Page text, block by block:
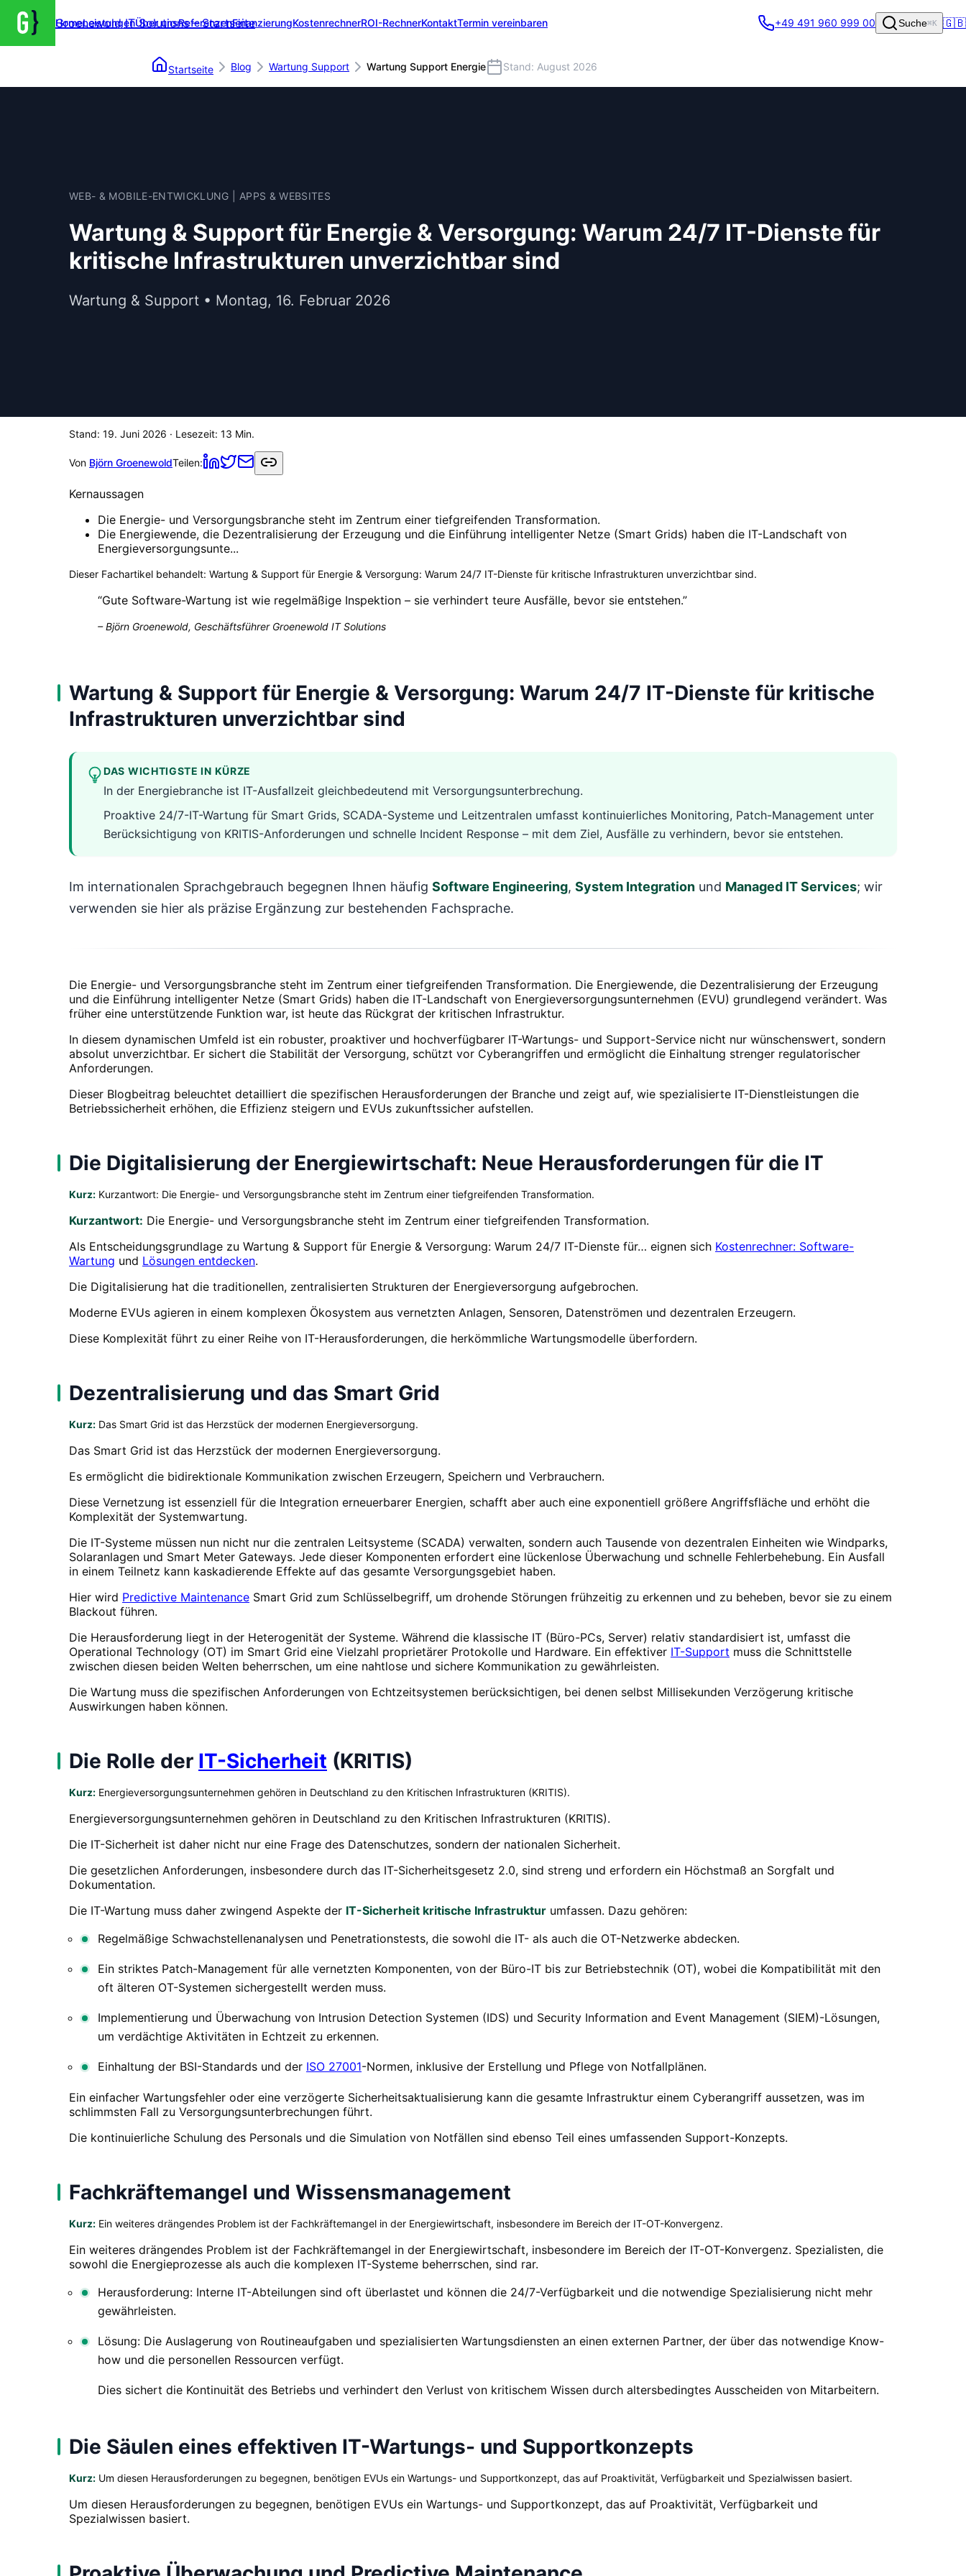
Groenewold IT Solutions – Startseite
HomeLeistungenÜber unsReferenzenFinanzierungKostenrechnerROI-RechnerKontaktTermin vereinbaren
Startseite Blog Wartung Support Wartung Support Energie Stand: August 2026
+49 491 960 999 00 Suche⌘K 🇬🇧
WEB- & MOBILE-ENTWICKLUNG | APPS & WEBSITES
Wartung & Support für Energie & Versorgung: Warum 24/7 IT-Dienste für
kritische Infrastrukturen unverzichtbar sind
Wartung & Support • Montag, 16. Februar 2026
Stand: 19. Juni 2026 · Lesezeit: 13 Min.
Von Björn GroenewoldTeilen:
Kernaussagen
Die Energie- und Versorgungsbranche steht im Zentrum einer tiefgreifenden Transformation.
Die Energiewende, die Dezentralisierung der Erzeugung und die Einführung intelligenter Netze (Smart Grids) haben die IT-Landschaft von
Energieversorgungsunte...
Dieser Fachartikel behandelt: Wartung & Support für Energie & Versorgung: Warum 24/7 IT-Dienste für kritische Infrastrukturen unverzichtbar sind.
“Gute Software-Wartung ist wie regelmäßige Inspektion – sie verhindert teure Ausfälle, bevor sie entstehen.”
–Björn Groenewold, Geschäftsführer Groenewold IT Solutions
Wartung & Support für Energie & Versorgung: Warum 24/7 IT-Dienste für kritische
Infrastrukturen unverzichtbar sind
DAS WICHTIGSTE IN KÜRZE
In der Energiebranche ist IT-Ausfallzeit gleichbedeutend mit Versorgungsunterbrechung.
Proaktive 24/7-IT-Wartung für Smart Grids, SCADA-Systeme und Leitzentralen umfasst kontinuierliches Monitoring, Patch-Management unter
Berücksichtigung von KRITIS-Anforderungen und schnelle Incident Response – mit dem Ziel, Ausfälle zu verhindern, bevor sie entstehen.
Im internationalen Sprachgebrauch begegnen Ihnen häufig Software Engineering, System Integration und Managed IT Services; wir
verwenden sie hier als präzise Ergänzung zur bestehenden Fachsprache.
Die Energie- und Versorgungsbranche steht im Zentrum einer tiefgreifenden Transformation. Die Energiewende, die Dezentralisierung der Erzeugung
und die Einführung intelligenter Netze (Smart Grids) haben die IT-Landschaft von Energieversorgungsunternehmen (EVU) grundlegend verändert. Was
früher eine unterstützende Funktion war, ist heute das Rückgrat der kritischen Infrastruktur.
In diesem dynamischen Umfeld ist ein robuster, proaktiver und hochverfügbarer IT-Wartungs- und Support-Service nicht nur wünschenswert, sondern
absolut unverzichtbar. Er sichert die Stabilität der Versorgung, schützt vor Cyberangriffen und ermöglicht die Einhaltung strenger regulatorischer
Anforderungen.
Dieser Blogbeitrag beleuchtet detailliert die spezifischen Herausforderungen der Branche und zeigt auf, wie spezialisierte IT-Dienstleistungen die
Betriebssicherheit erhöhen, die Effizienz steigern und EVUs zukunftssicher aufstellen.
Die Digitalisierung der Energiewirtschaft: Neue Herausforderungen für die IT
Kurz: Kurzantwort: Die Energie- und Versorgungsbranche steht im Zentrum einer tiefgreifenden Transformation.
Kurzantwort: Die Energie- und Versorgungsbranche steht im Zentrum einer tiefgreifenden Transformation.
Als Entscheidungsgrundlage zu Wartung & Support für Energie & Versorgung: Warum 24/7 IT-Dienste für… eignen sich Kostenrechner: Software-
Wartung und Lösungen entdecken.
Die Digitalisierung hat die traditionellen, zentralisierten Strukturen der Energieversorgung aufgebrochen.
Moderne EVUs agieren in einem komplexen Ökosystem aus vernetzten Anlagen, Sensoren, Datenströmen und dezentralen Erzeugern.
Diese Komplexität führt zu einer Reihe von IT-Herausforderungen, die herkömmliche Wartungsmodelle überfordern.
Dezentralisierung und das Smart Grid
Kurz: Das Smart Grid ist das Herzstück der modernen Energieversorgung.
Das Smart Grid ist das Herzstück der modernen Energieversorgung.
Es ermöglicht die bidirektionale Kommunikation zwischen Erzeugern, Speichern und Verbrauchern.
Diese Vernetzung ist essenziell für die Integration erneuerbarer Energien, schafft aber auch eine exponentiell größere Angriffsfläche und erhöht die
Komplexität der Systemwartung.
Die IT-Systeme müssen nun nicht nur die zentralen Leitsysteme (SCADA) verwalten, sondern auch Tausende von dezentralen Einheiten wie Windparks,
Solaranlagen und Smart Meter Gateways. Jede dieser Komponenten erfordert eine lückenlose Überwachung und schnelle Fehlerbehebung. Ein Ausfall
in einem Teilnetz kann kaskadierende Effekte auf das gesamte Versorgungsgebiet haben.
Hier wird Predictive Maintenance Smart Grid zum Schlüsselbegriff, um drohende Störungen frühzeitig zu erkennen und zu beheben, bevor sie zu einem
Blackout führen.
Die Herausforderung liegt in der Heterogenität der Systeme. Während die klassische IT (Büro-PCs, Server) relativ standardisiert ist, umfasst die
Operational Technology (OT) im Smart Grid eine Vielzahl proprietärer Protokolle und Hardware. Ein effektiver IT-Support muss die Schnittstelle
zwischen diesen beiden Welten beherrschen, um eine nahtlose und sichere Kommunikation zu gewährleisten.
Die Wartung muss die spezifischen Anforderungen von Echtzeitsystemen berücksichtigen, bei denen selbst Millisekunden Verzögerung kritische
Auswirkungen haben können.
Die Rolle der IT-Sicherheit (KRITIS)
Kurz: Energieversorgungsunternehmen gehören in Deutschland zu den Kritischen Infrastrukturen (KRITIS).
Energieversorgungsunternehmen gehören in Deutschland zu den Kritischen Infrastrukturen (KRITIS).
Die IT-Sicherheit ist daher nicht nur eine Frage des Datenschutzes, sondern der nationalen Sicherheit.
Die gesetzlichen Anforderungen, insbesondere durch das IT-Sicherheitsgesetz 2.0, sind streng und erfordern ein Höchstmaß an Sorgfalt und
Dokumentation.
Die IT-Wartung muss daher zwingend Aspekte der IT-Sicherheit kritische Infrastruktur umfassen. Dazu gehören:
Regelmäßige Schwachstellenanalysen und Penetrationstests, die sowohl die IT- als auch die OT-Netzwerke abdecken.
Ein striktes Patch-Management für alle vernetzten Komponenten, von der Büro-IT bis zur Betriebstechnik (OT), wobei die Kompatibilität mit den
oft älteren OT-Systemen sichergestellt werden muss.
Implementierung und Überwachung von Intrusion Detection Systemen (IDS) und Security Information and Event Management (SIEM)-Lösungen,
um verdächtige Aktivitäten in Echtzeit zu erkennen.
Einhaltung der BSI-Standards und der ISO 27001-Normen, inklusive der Erstellung und Pflege von Notfallplänen.
Ein einfacher Wartungsfehler oder eine verzögerte Sicherheitsaktualisierung kann die gesamte Infrastruktur einem Cyberangriff aussetzen, was im
schlimmsten Fall zu Versorgungsunterbrechungen führt.
Die kontinuierliche Schulung des Personals und die Simulation von Notfällen sind ebenso Teil eines umfassenden Support-Konzepts.
Fachkräftemangel und Wissensmanagement
Kurz: Ein weiteres drängendes Problem ist der Fachkräftemangel in der Energiewirtschaft, insbesondere im Bereich der IT-OT-Konvergenz.
Ein weiteres drängendes Problem ist der Fachkräftemangel in der Energiewirtschaft, insbesondere im Bereich der IT-OT-Konvergenz. Spezialisten, die
sowohl die Energieprozesse als auch die komplexen IT-Systeme beherrschen, sind rar.
Herausforderung: Interne IT-Abteilungen sind oft überlastet und können die 24/7-Verfügbarkeit und die notwendige Spezialisierung nicht mehr
gewährleisten.
Lösung: Die Auslagerung von Routineaufgaben und spezialisierten Wartungsdiensten an einen externen Partner, der über das notwendige Know-
how und die personellen Ressourcen verfügt.
Dies sichert die Kontinuität des Betriebs und verhindert den Verlust von kritischem Wissen durch altersbedingtes Ausscheiden von Mitarbeitern.
Die Säulen eines effektiven IT-Wartungs- und Supportkonzepts
Kurz: Um diesen Herausforderungen zu begegnen, benötigen EVUs ein Wartungs- und Supportkonzept, das auf Proaktivität, Verfügbarkeit und Spezialwissen basiert.
Um diesen Herausforderungen zu begegnen, benötigen EVUs ein Wartungs- und Supportkonzept, das auf Proaktivität, Verfügbarkeit und
Spezialwissen basiert.